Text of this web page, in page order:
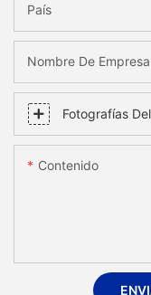
País
Nombre De Empresa
Fotografías
Contenido